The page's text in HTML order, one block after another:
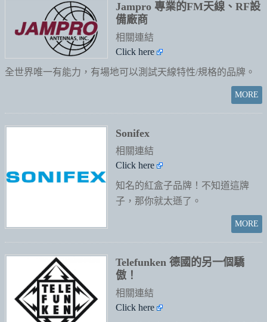
Jampro 專業的FM天線、RF設
備廠商
相關連結
Click here
全世界唯一有能力，有場地可以測試天線特性/規格的品牌。
Sonifex
相關連結
Click here
知名的紅盒子品牌！不知道這牌
子，那你就太遜了。
Telefunken 德國的另一個驕
傲！
相關連結
Click here